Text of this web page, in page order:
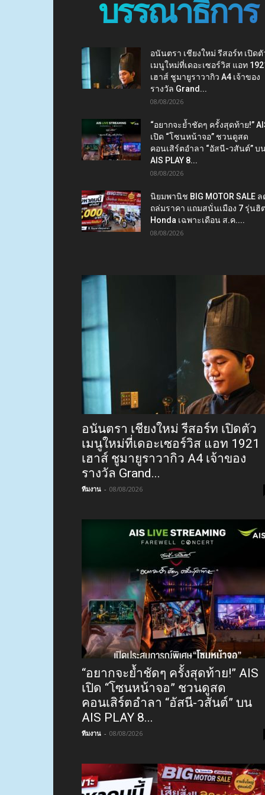
บรรณาธิการ
อนันตรา เชียงใหม่ รีสอร์ท เปิดตั
เมนูใหม่ที่เดอะเซอร์วิส แอท
เฮาส์ ชูมายูราวากิว A4 เจ้าของ
รางวัล Grand...
08/08/2026
“อยากจะย้ำชัดๆ ครั้งสุดท้าย!”
เปิด “โซนหน้าจอ” ชวนดูสด
คอนเสิร์ตอำลา “อัสนี-วสันต์” บ
AIS PLAY 8...
08/08/2026
นิยมพานิช BIG MOTOR SALE ล
ถล่มราคา แถมสนั่นเมือง 7 รุ่นฮิ
Honda เฉพาะเดือน ส.ค....
08/08/2026
อนันตรา เชียงใหม่ รีสอร์ท เปิดตัว
เมนูใหม่ที่เดอะเซอร์วิส แอท 1921
เฮาส์ ชูมายูราวากิว A4 เจ้าของ
รางวัล Grand...
ทีมงาน - 08/08/2026
“อยากจะย้ำชัดๆ ครั้งสุดท้าย!” AIS
เปิด “โซนหน้าจอ” ชวนดูสด
คอนเสิร์ตอำลา “อัสนี-วสันต์” บน
AIS PLAY 8...
ทีมงาน - 08/08/2026